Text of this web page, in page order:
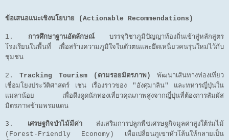
ข้อเสนอแนะเชิงนโยบาย (Actionable Recommendations)
1. การศึกษาฐานอัตลักษณ์ บรรจุวิชาภูมิปัญญาท้องถิ่นเข้าสู่หลักสูตร
โรงเรียนในพื้นที่ เพื่อสร้างความภูมิใจในตัวตนและยึดเหนี่ยวคนรุ่นใหม่ไว้กับ
ชุมชน
2.Tracking Tourism (ตามรอยมิตรภาพ)
พัฒนาเส้นทางท่องเที่ยว
เชื่อมโยงประวัติศาสตร์ เช่น เรื่องราวของ "อังศุมาลิน" และทหารญี่ปุ่นใน
แม่ลาน้อย เพื่อดึงดูดนักท่องเที่ยวคุณภาพสูงจากญี่ปุ่นที่ต้องการสัมผัส
มิตรภาพข้ามพรมแดน
3. เศรษฐกิจป่าไม้มีค่าส่งเสริมการปลูกพืชเศรษฐกิจมูลค่าสูงใต้ร่มไม้
(Forest-Friendly Economy) เพื่อเปลี่ยนภูเขาหัวโล้นให้กลายเป็น